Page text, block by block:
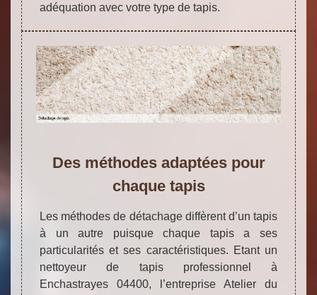
adéquation avec votre type de tapis.
Des méthodes adaptées pour
chaque tapis
Les méthodes de détachage diffèrent d’un tapis
à un autre puisque chaque tapis a ses
particularités et ses caractéristiques. Etant un
nettoyeur de tapis professionnel à
Enchastrayes 04400, l’entreprise Atelier du